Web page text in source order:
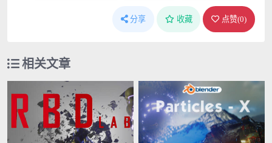
分享 收藏 点赞(0)
相关文章